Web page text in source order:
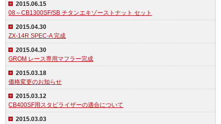
2015.06.15
08～CB1300SF/SB チタンエキゾーストナット セット
2015.04.30
ZX-14R SPEC-A 完成
2015.04.30
GROM レース専用マフラー完成
2015.03.18
価格変更のお知らせ
2015.03.12
CB400SF用スタビライザーの適合について
2015.03.03